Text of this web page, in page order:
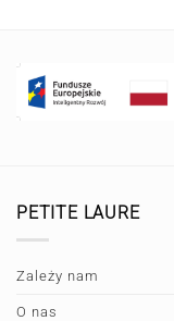
PETITE LAURE
Zależy nam
O nas